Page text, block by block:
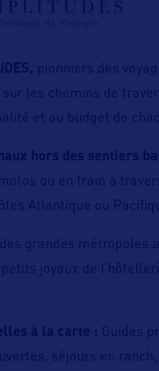
pionniers des
les chemins de
et au budget de
hors des sentiers
ou en train à
Atlantique ou
grandes métropoles
joyaux de
à la carte : Guides
séjours en